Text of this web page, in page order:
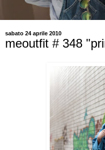
sabato 24 aprile 2010
meoutfit # 348